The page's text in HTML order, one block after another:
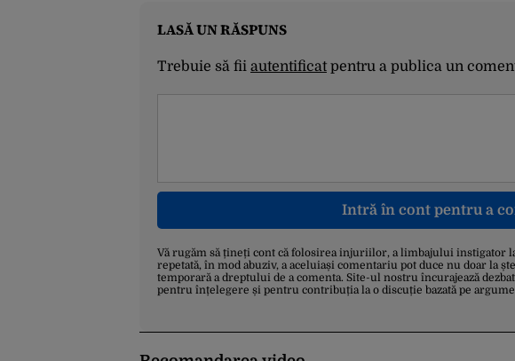
LASĂ UN RĂSPUNS
Trebuie să fii autentificatpentru a publica un
Intră în cont pentru a
Vă rugăm să țineți cont că folosirea injuriilor, a limbajului instigator
repetată, în mod abuziv, a aceluiași comentariu pot duce nu doar la
temporară a dreptului de a comenta. Site-ul nostru încurajează
pentru înțelegere și pentru contribuția la o discuție bazată pe